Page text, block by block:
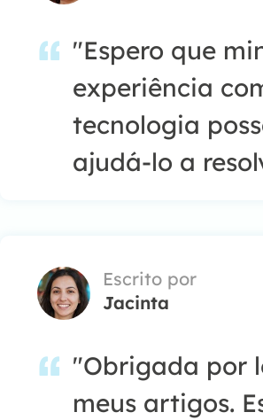
"Espero que
experiência
tecnologia
ajudá-lo a
Windows, Mac e
smartphone."…
Escrito por
Jacinta
"Obrigada por
meus artigos.